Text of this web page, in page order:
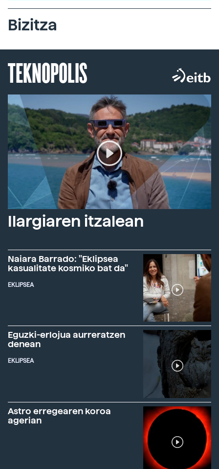
Bizitza
TEKNOPOLIS
Ilargiaren itzalean
Naiara Barrado: "Eklipsea
kasualitate kosmiko bat da"
EKLIPSEA
Eguzki-erlojua aurreratzen
denean
EKLIPSEA
Astro erregearen koroa
agerian